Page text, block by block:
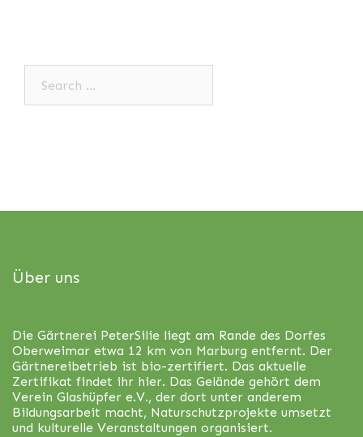
Über uns
Die Gärtnerei PeterSilie liegt am Rande des Dorfes
Oberweimar etwa 12 km von Marburg entfernt. Der
Gärtnereibetrieb ist bio-zertifiert. Das aktuelle
Zertifikat findet ihr hier. Das Gelände gehört dem
Verein Glashüpfer e.V., der dort unter anderem
Bildungsarbeit macht, Naturschutzprojekte umsetzt
und kulturelle Veranstaltungen organisiert.